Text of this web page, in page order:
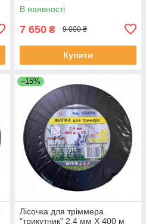
В наявності
7 650 ₴ 9 000 ₴
Купити
–15%
Лісочка для тріммера
"трикутник" 2.4 мм X 400 м